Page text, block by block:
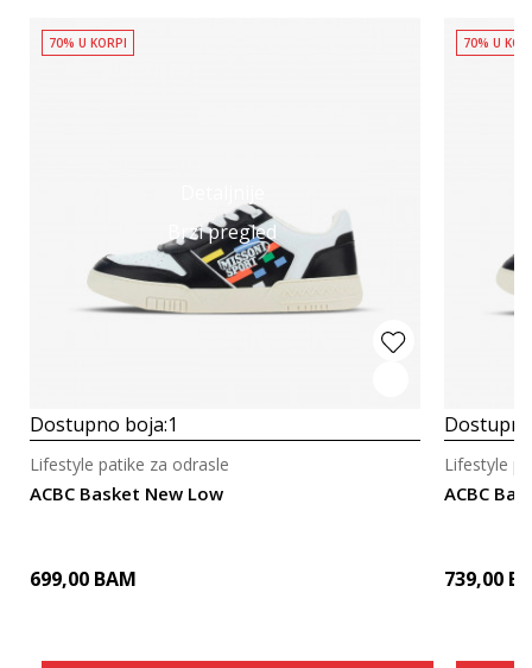
Brzi pregled
70% U KORPI
Dostupno boja:1
ACBC Basket New Low
Lifestyle patike za odrasle
699,00 BAM
70% U
ACBC
Lifestyle
739,00